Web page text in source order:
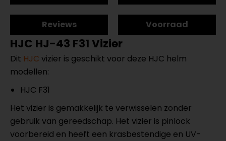
Reviews Voorraad
HJC HJ-43 F31 Vizier
Dit HJC vizier is geschikt voor deze HJC helm
modellen:
HJC F31
Het vizier is gemakkelijk te verwisselen zonder
gebruik van gereedschap. Het vizier is pinlock
voorbereid en heeft een krasbestendige en UV-